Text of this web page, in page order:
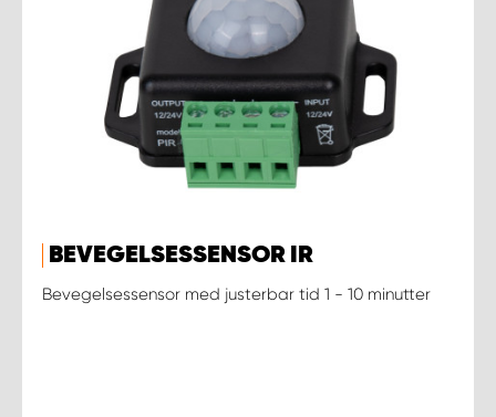
BEVEGELSESSENSOR IR
Bevegelsessensor med justerbar tid 1 - 10 minutter